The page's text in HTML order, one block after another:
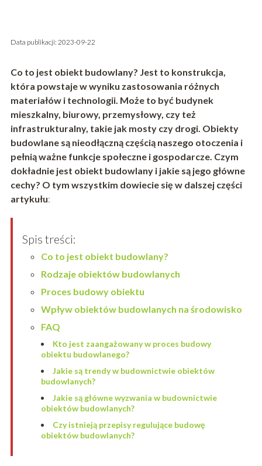
Data publikacji: 2023-09-22
Co to jest obiekt budowlany? Jest to konstrukcja,
która powstaje w wyniku zastosowania różnych
materiałów i technologii. Może to być budynek
mieszkalny, biurowy, przemysłowy, czy też
infrastrukturalny, takie jak mosty czy drogi. Obiekty
budowlane są nieodłączną częścią naszego otoczenia i
pełnią ważne funkcje społeczne i gospodarcze. Czym
dokładnie jest obiekt budowlany i jakie są jego główne
cechy? O tym wszystkim dowiecie się w dalszej części
artykułu:
Spis treści:
Co to jest obiekt budowlany?
Rodzaje obiektów budowlanych
Proces budowy obiektu
Wpływ obiektów budowlanych na środowisko
FAQ
Kto jest zaangażowany w proces budowy
obiektu budowlanego?
Jakie są trendy w budownictwie obiektów
budowlanych?
Jakie są główne wyzwania w budownictwie
obiektów budowlanych?
Czy istnieją przepisy regulujące budowę
obiektów budowlanych?